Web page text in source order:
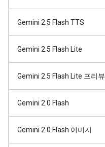
Gemini 2.5 Flash TTS
Gemini 2.5 Flash Lite
Gemini 2.5 Flash Lite 프리뷰
Gemini 2.0 Flash
Gemini 2.0 Flash 이미지